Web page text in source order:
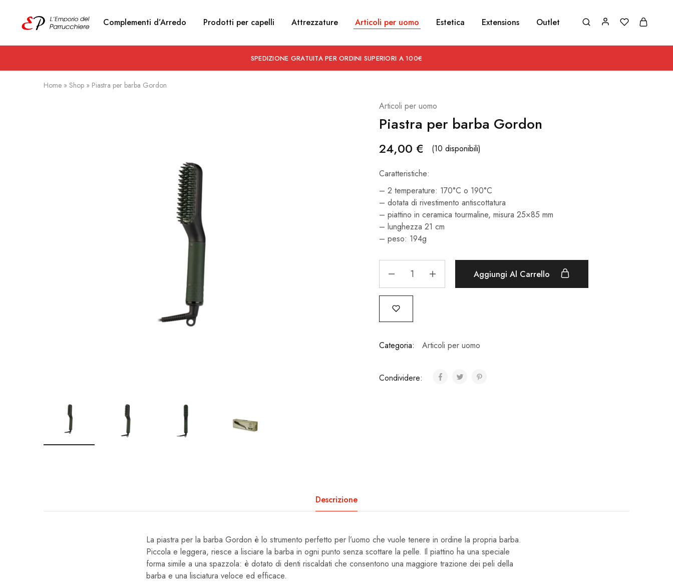
Emporio
del
Prodotti
estetici
Articoli
Complementi d’Arredo Prodotti per capelli Attrezzature Articoli per uomo Estetica Extensions Outlet
SPEDIZIONE GRATUITA PER ORDINI SUPERIORI A 100€
Home » Shop » Piastra per barba Gordon
Articoli per uomo
Piastra per barba Gordon
24,00 € (10 disponibili)
Caratteristiche:
– 2 temperature: 170°C o 190°C
– dotata di rivestimento antiscottatura
– piattino in ceramica tourmaline, misura 25×85 mm
– lunghezza 21 cm
– peso: 194g
Aggiungi Al Carrello
Categoria: Articoli per uomo
Condividere:
Descrizione
La piastra per la barba Gordon è lo strumento perfetto per l’uomo che vuole tenere in ordine la propria barba.
Piccola e leggera, riesce a lisciare la barba in ogni punto senza scottare la pelle. Il piattino ha una speciale
forma simile a una spazzola: è dotato di denti riscaldati che consentono una maggiore trazione dei peli della
barba e una lisciatura veloce ed efficace.